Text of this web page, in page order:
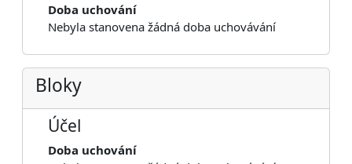
Doba uchování
Nebyla stanovena žádná doba uchovávání
Bloky
Účel
Doba uchování